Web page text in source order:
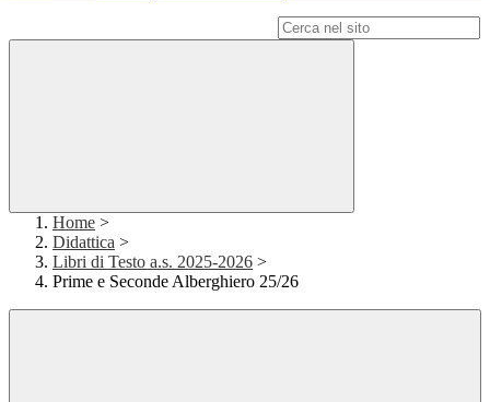
Home >
Didattica >
Libri di Testo a.s. 2025-2026 >
Prime e Seconde Alberghiero 25/26